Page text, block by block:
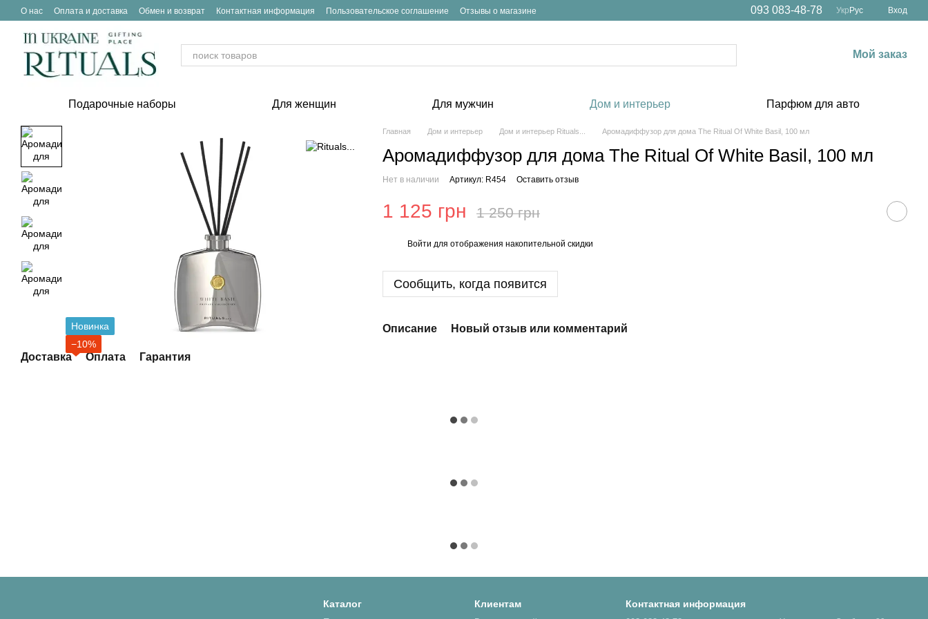
Перейти к основному контенту
О нас Оплата и доставка Обмен и возврат Контактная информация Пользовательское соглашение Отзывы о магазине 093 083-48-78 Укр Рус Вход
Мой заказ
Подарочные наборы Для женщин Для мужчин Дом и интерьер Парфюм для авто
Новинка
−10%
Доставка Оплата Гарантия
Главная Дом и интерьер Дом и интерьер Rituals... Аромадиффузор для дома The Ritual Of White Basil, 100 мл
Аромадиффузор для дома The Ritual Of White Basil, 100 мл
Нет в наличии Артикул: R454 Оставить отзыв
1 125 грн 1 250 грн
Войти для отображения накопительной скидки
Сообщить, когда появится
Описание Новый отзыв или комментарий
Каталог Клиентам Контактная информация